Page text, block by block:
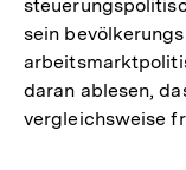
sein
daran ablesen,
vergleichsweise